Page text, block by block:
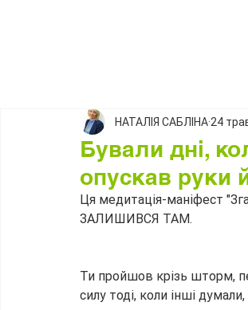
Бували дні,
опускав руки
НАТАЛІЯ САБЛІНА 24
Ця медитація-маніфест
ЗАЛИШИВСЯ ТАМ.
Ти пройшов крізь шторм,
силу тоді, коли інші